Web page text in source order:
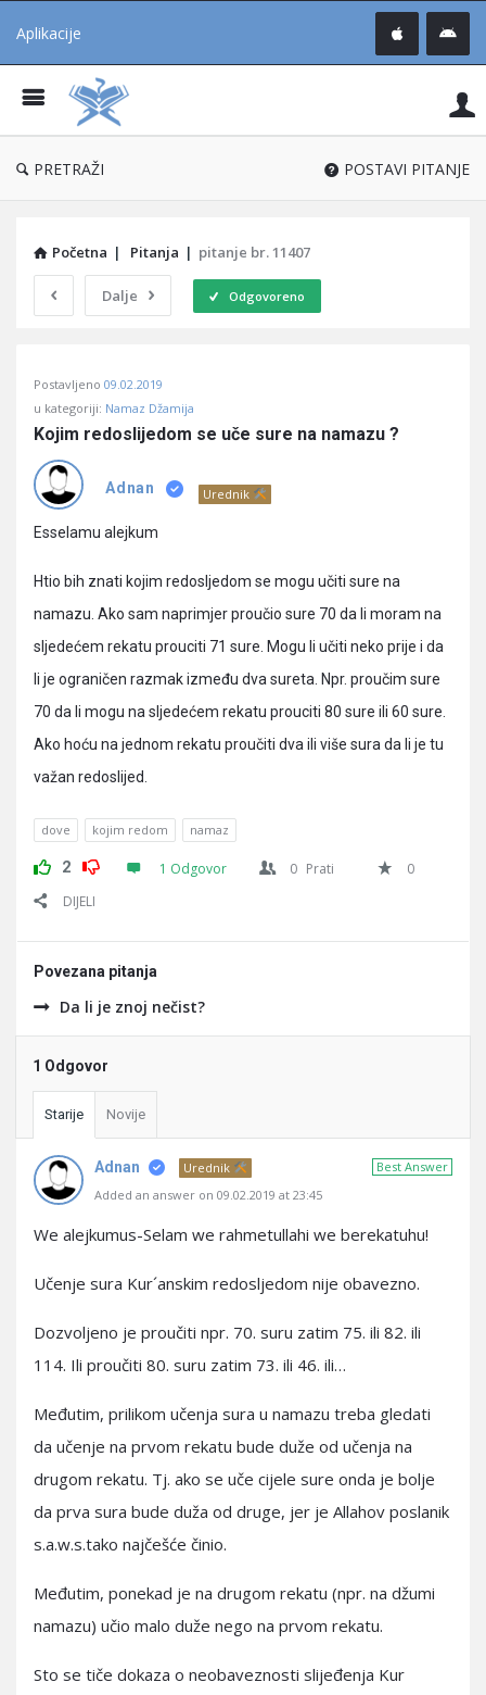
Aplikacije
®
PRETRAŽI POSTAVI PITANJE
Početna | Pitanja | pitanje br. 11407
Dalje Odgovoreno
Učene
Latest
Pitanja
Postavljeno 09.02.2019
u kategoriji: Namaz Džamija
Kojim redoslijedom se uče sure na namazu ?
Adnan Urednik
Esselamu alejkum
Htio bih znati kojim redosljedom se mogu učiti sure na
namazu. Ako sam naprimjer proučio sure 70 da li moram na
sljedećem rekatu prouciti 71 sure. Mogu li učiti neko prije i da
li je ograničen razmak između dva sureta. Npr. proučim sure
70 da li mogu na sljedećem rekatu prouciti 80 sure ili 60 sure.
Ako hoću na jednom rekatu proučiti dva ili više sura da li je tu
važan redoslijed.
dove kojim redom namaz
2 1 Odgovor 0 Prati
0
DIJELI
Povezana pitanja
Da li je znoj nečist?
1 Odgovor
Starije Novije
Best Answer
Adnan
Urednik
Added an answer on 09.02.2019 at 23:45
We alejkumus-Selam we rahmetullahi we berekatuhu!
Učenje sura Kur´anskim redosljedom nije obavezno.
Dozvoljeno je proučiti npr. 70. suru zatim 75. ili 82. ili
114. Ili proučiti 80. suru zatim 73. ili 46. ili…
Međutim, prilikom učenja sura u namazu treba gledati
da učenje na prvom rekatu bude duže od učenja na
drugom rekatu. Tj. ako se uče cijele sure onda je bolje
da prva sura bude duža od druge, jer je Allahov poslanik
s.a.w.s.tako najčešće činio.
Međutim, ponekad je na drugom rekatu (npr. na džumi
namazu) učio malo duže nego na prvom rekatu.
Sto se tiče dokaza o neobaveznosti slijeđenja Kur